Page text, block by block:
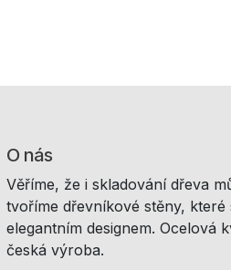
O nás
Věříme, že i skladování dřeva
tvoříme dřevníkové stěny,
elegantním designem. Ocelová
česká výroba.